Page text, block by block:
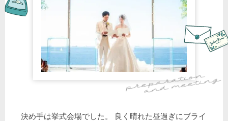
決め手は挙式会場でした。 良く晴れた昼過ぎにブライ